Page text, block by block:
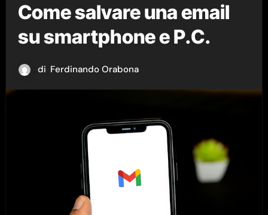
Come salvare una email
su smartphone e P.C.
di Ferdinando Orabona